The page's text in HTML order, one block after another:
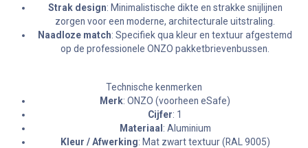
Strak design: Minimalistische dikte en strakke snijlijnen
zorgen voor een moderne, architecturale uitstraling.
Naadloze match: Specifiek qua kleur en textuur afgestemd
op de professionele ONZO pakketbrievenbussen.
Technische kenmerken
Merk: ONZO (voorheen eSafe)
Cijfer: 1
Materiaal : Aluminium
Kleur / Afwerking: Mat zwart textuur (RAL 9005)